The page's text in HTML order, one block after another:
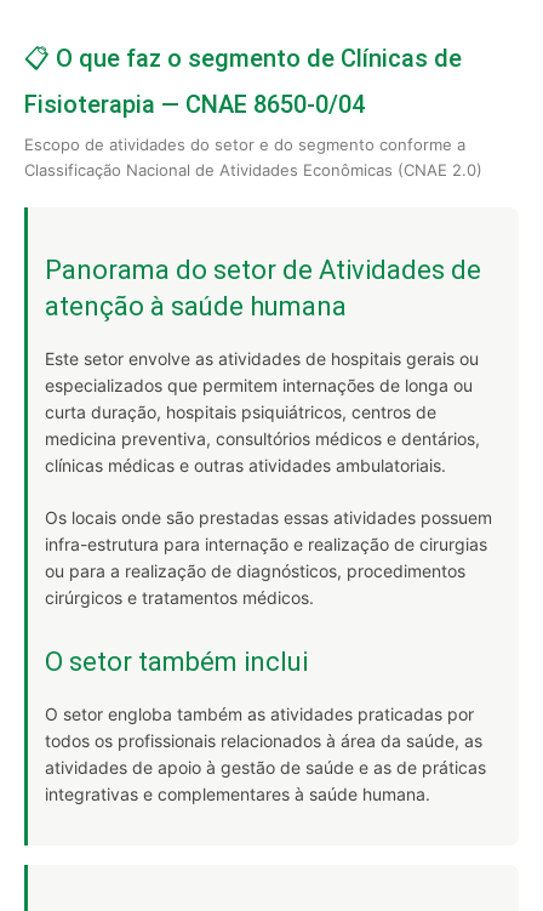
📋 O que faz o segmento de Clínicas de
Fisioterapia — CNAE 8650-0/04
Escopo de atividades do setor e do segmento conforme a
Classificação Nacional de Atividades Econômicas (CNAE 2.0)
Panorama do setor de Atividades de
atenção à saúde humana
Este setor envolve as atividades de hospitais gerais ou
especializados que permitem internações de longa ou
curta duração, hospitais psiquiátricos, centros de
medicina preventiva, consultórios médicos e dentários,
clínicas médicas e outras atividades ambulatoriais.
Os locais onde são prestadas essas atividades possuem
infra-estrutura para internação e realização de cirurgias
ou para a realização de diagnósticos, procedimentos
cirúrgicos e tratamentos médicos.
O setor também inclui
O setor engloba também as atividades praticadas por
todos os profissionais relacionados à área da saúde, as
atividades de apoio à gestão de saúde e as de práticas
integrativas e complementares à saúde humana.